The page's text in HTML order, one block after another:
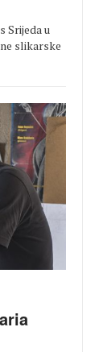
Srijeda u
slikarske